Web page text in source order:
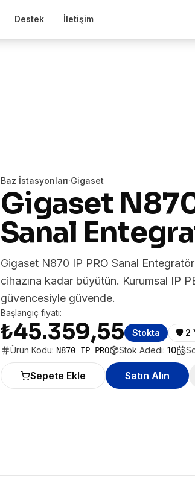
Destek İletişim
Baz İstasyonları·Gigaset
Gigaset
Sanal
Gigaset N870 IP PRO Sanal Entegratör
cihazına kadar büyütün. Kurumsal IP
güvencesiyle güvende.
Başlangıç fiyatı:
₺45.359,55 Stokta 🛡️ 2
Ürün Kodu: N870 IP PRO Stok Adedi: 10
Sepete Ekle Satın Alın